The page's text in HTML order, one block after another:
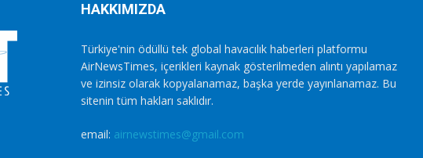
HAKKIMIZDA
Türkiye'nin ödüllü tek global havacılık haberleri platformu
AirNewsTimes, içerikleri kaynak gösterilmeden alıntı yapılamaz
ve izinsiz olarak kopyalanamaz, başka yerde yayınlanamaz. Bu
sitenin tüm hakları saklıdır.
email: airnewstimes@gmail.com